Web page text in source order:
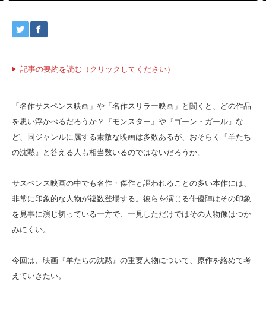
記事の要約を読む（クリックしてください）
「名作サスペンス映画」や「名作スリラー映画」と聞くと、どの作品
を思い浮かべるだろうか？『モンスター』や『ゴーン・ガール』な
ど、同ジャンルに属する素敵な映画は多数あるが、おそらく『羊たち
の沈黙』と答える人も相当数いるのではないだろうか。
サスペンス映画の中でも名作・傑作と謳われることの多い本作には、
非常に印象的な人物が複数登場する。彼らを演じる俳優陣はその印象
を見事に演じ切っている一方で、一見しただけではその人物像はつか
みにくい。
今回は、映画『羊たちの沈黙』の重要人物について、原作を絡めて考
えていきたい。